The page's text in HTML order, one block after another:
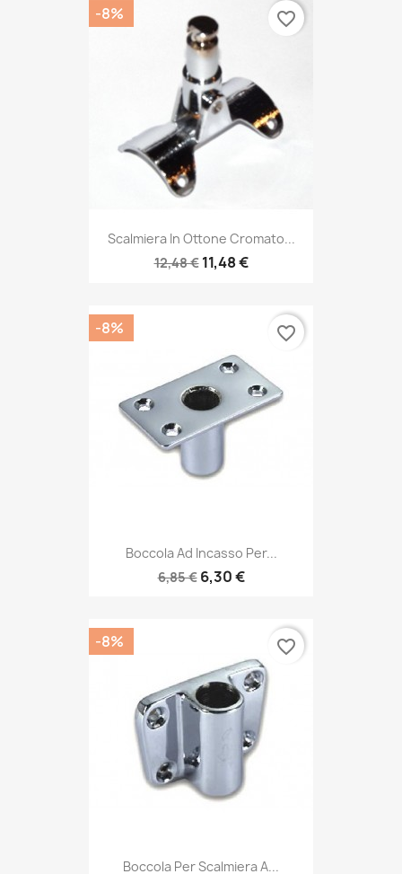
Scalmiera In Ottone Cromato...
12,48 € 11,48 €
-8% favorite_border
Boccola Ad Incasso Per...
6,85 € 6,30 €
-8% favorite_border
Boccola Per Scalmiera A...
-8% favorite_border